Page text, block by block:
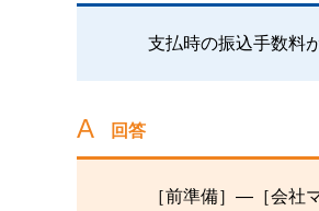
支払時の振込手数料
回答
［前準備］―［会社